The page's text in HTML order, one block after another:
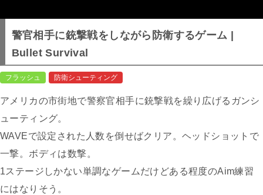
警官相手に銃撃戦をしながら防衛するゲーム |
Bullet Survival
フラッシュ 防衛シューティング
アメリカの市街地で警察官相手に銃撃戦を繰り広げるガンシ
ューティング。
WAVEで設定された人数を倒せばクリア。ヘッドショットで
一撃。ボディは数撃。
1ステージしかない単調なゲームだけどある程度のAim練習
にはなりそう。